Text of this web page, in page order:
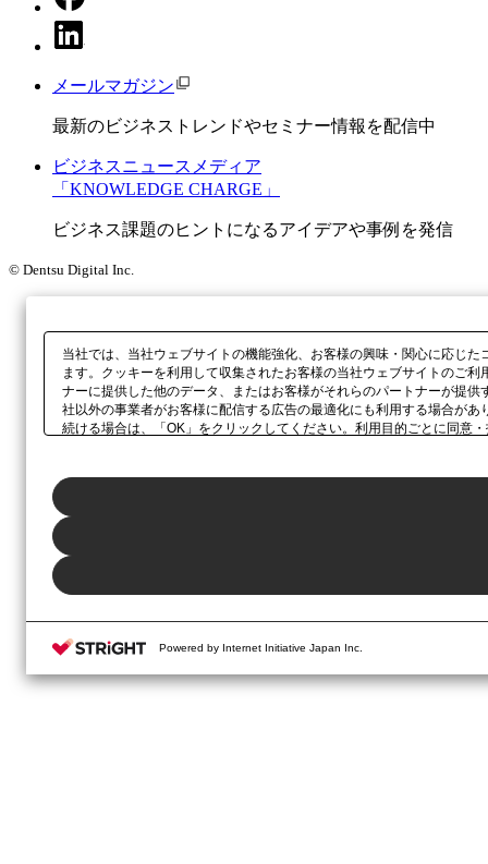
メールマガジン
最新のビジネストレンドやセミナー情報を配信中
ビジネスニュースメディア
「KNOWLEDGE CHARGE」
ビジネス課題のヒントになるアイデアや事例を発信
© Dentsu Digital Inc.
当社では、当社ウェブサイトの機能強化、お客様の興味・関心に応じ
ます。クッキーを利用して収集されたお客様の当社ウェブサイトのご
ナーに提供した他のデータ、またはお客様がそれらのパートナーが提
社以外の事業者がお客様に配信する広告の最適化にも利用する場合が
続ける場合は、「OK」をクリックしてください。利用目的ごとに同意
Powered by Internet Initiative Japan Inc.